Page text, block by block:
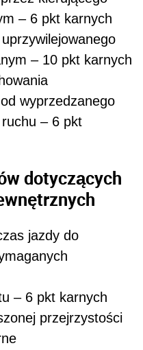
– 6 pkt karnych
– 10 pkt karnych
wyprzedzanego
– 6 pkt
dotyczących
jazdy do
– 6 pkt karnych
przejrzystości